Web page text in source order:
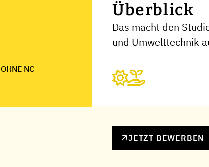
NC
Überblick
Das macht den
und Umwelttechnik
JETZT BEWERBEN